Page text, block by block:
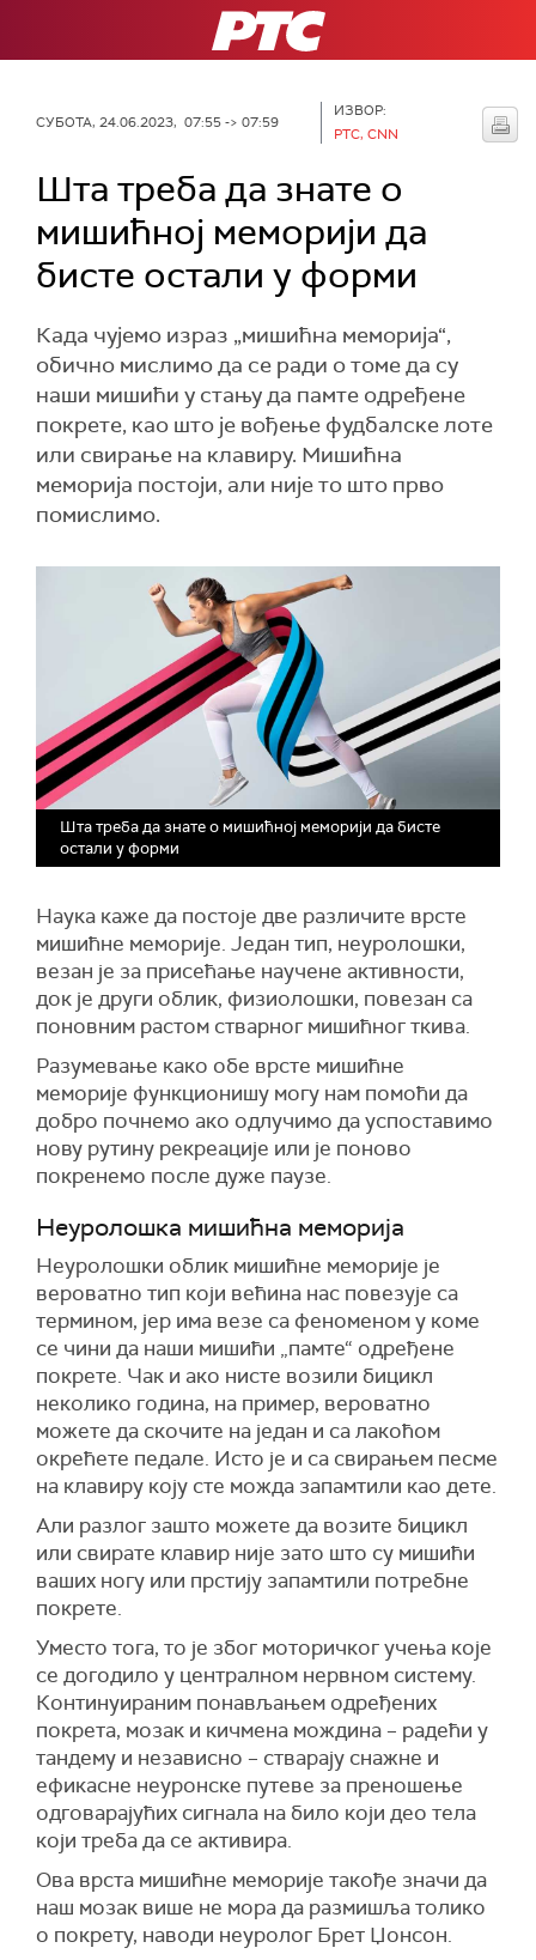
РТС
СУБОТА, 24.06.2023, 07:55 -> 07:59
ИЗВОР:
РТС, CNN
Шта треба да знате о
мишићној меморији да
бисте остали у форми
Када чујемо израз „мишићна меморија“,
обично мислимо да се ради о томе да су
наши мишићи у стању да памте одређене
покрете, као што је вођење фудбалске лоте
или свирање на клавиру. Мишићна
меморија постоји, али није то што прво
помислимо.
Шта треба да знате о мишићној меморији да бисте
остали у форми
Наука каже да постоје две различите врсте
мишићне меморије. Један тип, неуролошки,
везан је за присећање научене активности,
док је други облик, физиолошки, повезан са
поновним растом стварног мишићног ткива.
Разумевање како обе врсте мишићне
меморије функционишу могу нам помоћи да
добро почнемо ако одлучимо да успоставимо
нову рутину рекреације или је поново
покренемо после дуже паузе.
Неуролошка мишићна меморија
Неуролошки облик мишићне меморије је
вероватно тип који већина нас повезује са
термином, јер има везе са феноменом у коме
се чини да наши мишићи „памте“ одређене
покрете. Чак и ако нисте возили бицикл
неколико година, на пример, вероватно
можете да скочите на један и са лакоћом
окрећете педале. Исто је и са свирањем песме
на клавиру коју сте можда запамтили као дете.
Али разлог зашто можете да возите бицикл
или свирате клавир није зато што су мишићи
ваших ногу или прстију запамтили потребне
покрете.
Уместо тога, то је због моторичког учења које
се догодило у централном нервном систему.
Континуираним понављањем одређених
покрета, мозак и кичмена мождина – радећи у
тандему и независно – стварају снажне и
ефикасне неуронске путеве за преношење
одговарајућих сигнала на било који део тела
који треба да се активира.
Ова врста мишићне меморије такође значи да
наш мозак више не мора да размишља толико
о покрету, наводи неуролог Брет Џонсон.